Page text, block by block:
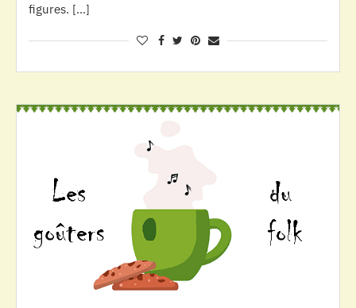
figures. […]